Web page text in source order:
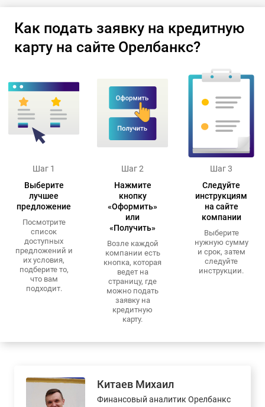
Как подать заявку на кредитную
карту на сайте Орелбанкс?
Шаг 1
Выберите
лучшее
предложение
Посмотрите
список
доступных
предложений и
их условия,
подберите то,
что вам
подходит.
Шаг 2
Нажмите
кнопку
«Оформить»
или
«Получить»
Возле каждой
компании есть
кнопка, которая
ведет на
страницу, где
можно подать
заявку на
кредитную
карту.
Шаг 3
Следуйте
инструкциям
на сайте
компании
Выберите
нужную сумму
и срок, затем
следуйте
инструкции.
Китаев Михаил
Финансовый аналитик Орелбанкс